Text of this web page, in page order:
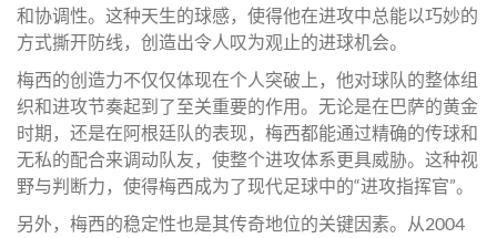
和协调性。这种天生的球感，使得他在进攻中总能以巧妙的
方式撕开防线，创造出令人叹为观止的进球机会。
梅西的创造力不仅仅体现在个人突破上，他对球队的整体组
织和进攻节奏起到了至关重要的作用。无论是在巴萨的黄金
时期，还是在阿根廷队的表现，梅西都能通过精确的传球和
无私的配合来调动队友，使整个进攻体系更具威胁。这种视
野与判断力，使得梅西成为了现代足球中的“进攻指挥官”。
另外，梅西的稳定性也是其传奇地位的关键因素。从2004